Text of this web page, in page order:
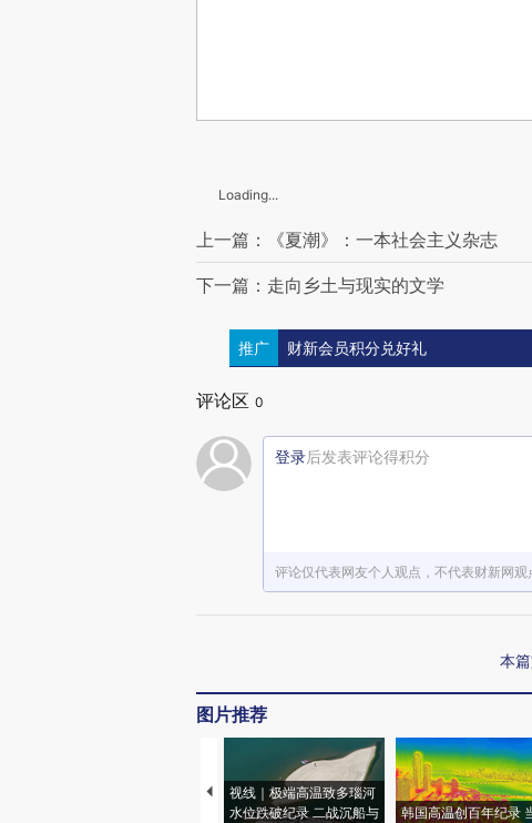
Loading...
上一篇：《夏潮》：一本社会主义杂志
下一篇：走向乡土与现实的文学
推广 财新会员积分兑好礼
评论区 0
登录后发表评论得积分
评论仅代表网友个人观点，不代表财新网观
本
图片推荐
视线｜极端高温致多瑙河
水位跌破纪录 二战沉船与
韩国高温创百年纪录